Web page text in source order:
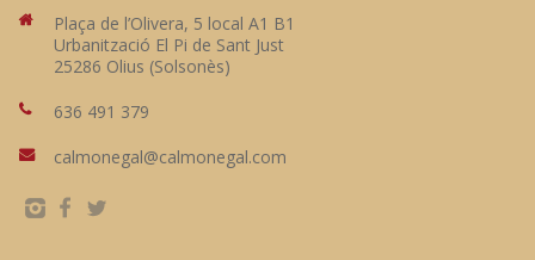
Plaça de l’Olivera, 5 local A1 B1
Urbanització El Pi de Sant Just
25286 Olius (Solsonès)
636 491 379
calmonegal@calmonegal.com